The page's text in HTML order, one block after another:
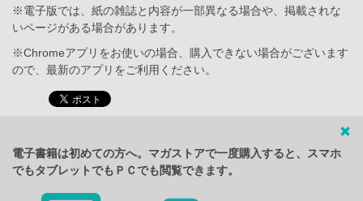
※電子版では、紙の雑誌と内容が一部異なる場合や、掲載されな
いページがある場合があります。
※Chromeアプリをお使いの場合、購入できない場合がございます
ので、最新のアプリをご利用ください。
電子書籍は初めての方へ。マガストアで一度購入すると、スマホ
でもタブレットでもＰＣでも閲覧できます。